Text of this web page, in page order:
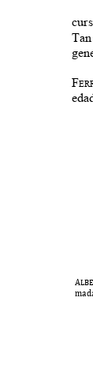
Tan
F
Alb